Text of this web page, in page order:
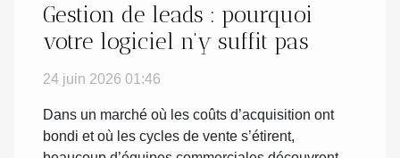
Gestion de leads : pourquoi
votre logiciel n’y suffit pas
24 juin 2026 01:46
Dans un marché où les coûts d’acquisition ont
bondi et où les cycles de vente s’étirent,